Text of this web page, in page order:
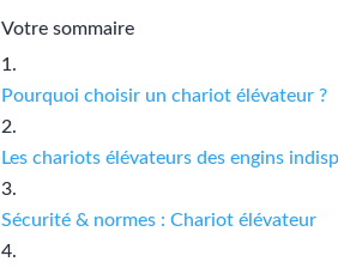
Votre sommaire
Pourquoi choisir un chariot élévateur ?
Les chariots élévateurs des engins
Sécurité & normes : Chariot élévateur